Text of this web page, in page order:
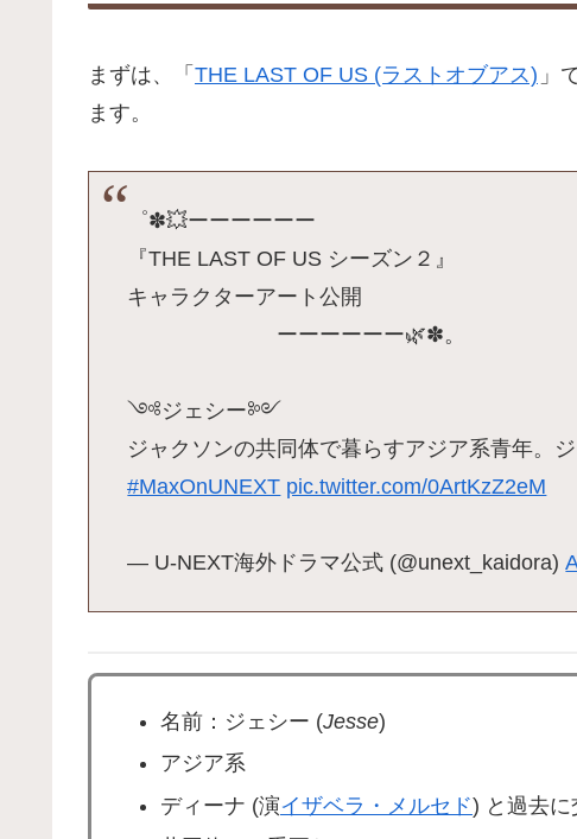
まずは、「 THE LAST OF US (ラストオブアス) 」
ます。
゜✽💥ーーーーーー
『THE LAST OF US シーズン２』
キャラクターアート公開
ーーーーーー🌿✽。
༺ジェシー༻
ジャクソンの共同体で暮らすアジア系青年。
#MaxOnUNEXT pic.twitter.com/0ArtKzZ2eM
— U-NEXT海外ドラマ公式 (@unext_kaidora)
名前：ジェシー (Jesse)
アジア系
ディーナ (演イザベラ・メルセド) と過去に